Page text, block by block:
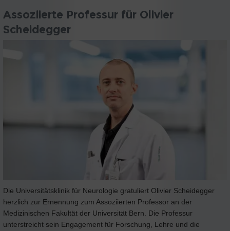
Assoziierte Professur für Olivier
Scheidegger
Die Universitätsklinik für Neurologie gratuliert Olivier Scheidegger
herzlich zur Ernennung zum Assoziierten Professor an der
Medizinischen Fakultät der Universität Bern. Die Professur
unterstreicht sein Engagement für Forschung, Lehre und die